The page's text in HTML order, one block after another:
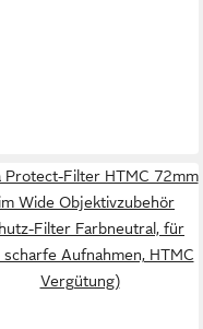
Protect-Filter HTMC 72mm
Wide Objektivzubehör
Filter Farbneutral, für
scharfe Aufnahmen, HTMC
Vergütung)